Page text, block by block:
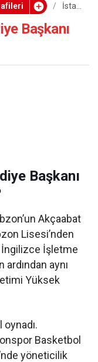
İstan
Büyü
kşehi
Başkanı
Başkanı
Akçaabat
Lisesi’nden
İşletme
aynı
Yüksek
Basketbol
yöneticilik